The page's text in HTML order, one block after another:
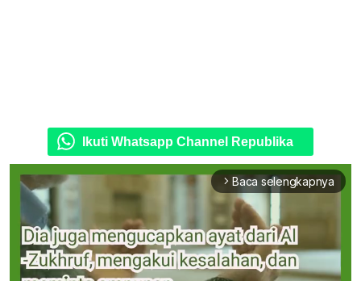
Ikuti Whatsapp Channel Republika
arrow_forward_ios Baca selengkapnya